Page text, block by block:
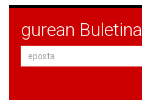
gurean Buletina